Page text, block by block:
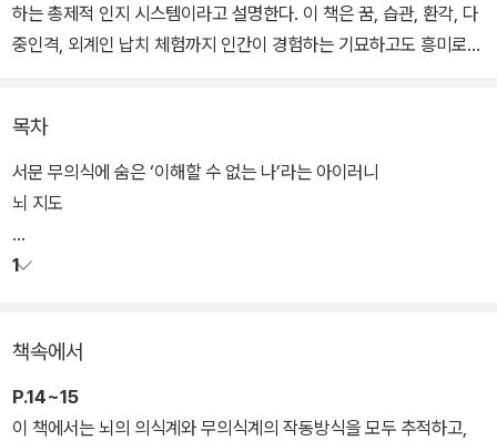
하는 총제적 인지 시스템이라고 설명한다. 이 책은 꿈, 습관, 환각, 다
중인격, 외계인 납치 체험까지 인간이 경험하는 기묘하고도 흥미로운
세계적인 신경과학자 라마찬드란이 “대중 뇌과학의 새로운 지평”이
라 극찬한 이 책은, 일상 속 익숙한 경험부터 정신질환의 사례까지 넓
를 지금까지와 전혀 다른 시각에서 보여준다.
목차
서문 무의식에 숨은 ‘이해할 수 없는 나’라는 아이러니
뇌 지도
1
책속에서
P.14~15
이 책에서는 뇌의 의식계와 무의식계의 작동방식을 모두 추적하고,